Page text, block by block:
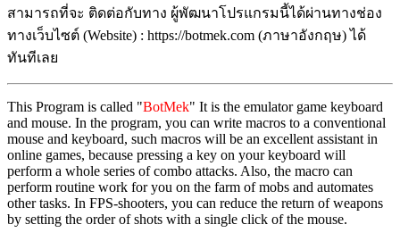
สามารถที่จะ ติดต่อกับทาง ผู้พัฒนาโปรแกรมนี้ได้ผ่านทางช่อง
ทางเว็บไซต์ (Website) : https://botmek.com (ภาษาอังกฤษ) ได้
ทันทีเลย
This Program is called "BotMek" It is the emulator game keyboard
and mouse. In the program, you can write macros to a conventional
mouse and keyboard, such macros will be an excellent assistant in
online games, because pressing a key on your keyboard will
perform a whole series of combo attacks. Also, the macro can
perform routine work for you on the farm of mobs and automates
other tasks. In FPS-shooters, you can reduce the return of weapons
by setting the order of shots with a single click of the mouse.